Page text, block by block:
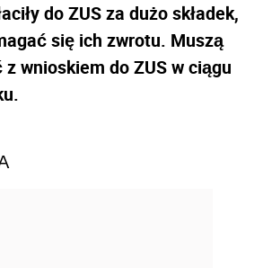
do ZUS za dużo składek,
się ich zwrotu. Muszą
wnioskiem do ZUS w ciągu